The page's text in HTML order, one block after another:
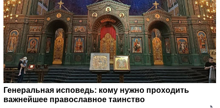
Генеральная исповедь: кому нужно проходить
важнейшее православное таинство